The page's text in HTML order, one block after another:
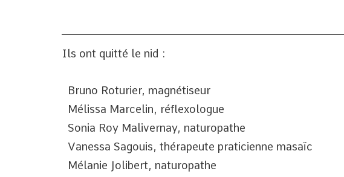
Ils ont quitté le nid :
Bruno Roturier, magnétiseur
Mélissa Marcelin, réflexologue
Sonia Roy Malivernay, naturopathe
Vanessa Sagouis, thérapeute praticienne masaïc
Mélanie Jolibert, naturopathe